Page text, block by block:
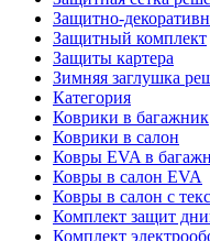
Защитно-
Защитный комплект
Защиты картера
Зимняя заглушка
Категория
Коврики в багажник
Коврики в салон
Ковры EVA в
Ковры в салон EVA
Ковры в салон с
Комплект защит
Комплект